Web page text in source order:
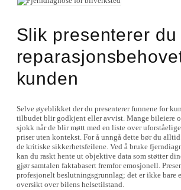
Slik presenterer du
kunden
Selve øyeblikket der du presenterer funnene for
tilbudet blir godkjent eller avvist. Mange bileiere
sjokk når de blir møtt med en liste over
priser uten kontekst. For å unngå dette bør du alltid
de kritiske sikkerhetsfeilene. Ved å bruke
kan du raskt hente ut objektive data som støtter
gjør samtalen faktabasert fremfor emosjonell.
profesjonelt beslutningsgrunnlag; det er ikke bare
oversikt over bilens helsetilstand.